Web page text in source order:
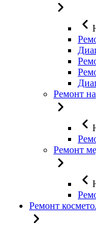
Ремонт
Ремонт
Ремонт